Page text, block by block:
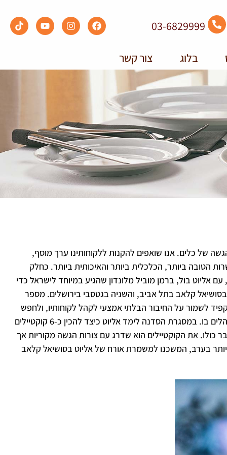
03-6829999
בלוג צור קשר
של כלים. אנו שואפים להקנות ללקוחותינו ערך מוסף,
הטובה ביותר, הכלכלית ביותר והאיכותית ביותר. כחלק
אליוט בול, ברמן מוביל מלונדון שהגיע במיוחד לישראל כדי
קלאב בתל אביב, והשניה בגטסבי בירושלים. מספר
לשמור על החיבור הבלתי אמצעי לקהל לקוחותיו, ולחפש
חידושים ועיצובים מקוריים, אך בתוך כך, לתת מענה בעל עמידות גבוהה, פונקציונאלי, ומותאם לקצב העבודה האינטנסיבי שאתם מתנהלים בו. במסגרת הסדנה לימד אליוט כיצד להכין כ-6 קוקטיילים
את הקוקטיילים הוא שדרג עם צורות הגשה מקוריות אך
יותר בערב, המשכנו למשמרת אורח של אליוט בסושיאל קלאב